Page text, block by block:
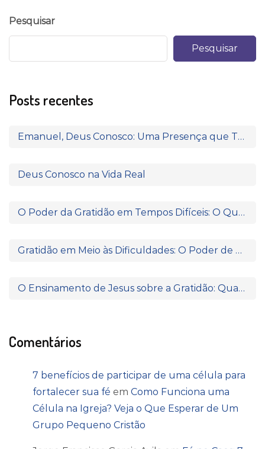
Pesquisar
Pesquisar
Posts recentes
Emanuel, Deus Conosco: Uma Presença que Transforma
Deus Conosco na Vida Real
O Poder da Gratidão em Tempos Difíceis: O Que Paulo e Silas Nos Ensinam
Gratidão em Meio às Dificuldades: O Poder de Agradecer Quando Nada Parece Fazer Sentido
O Ensinamento de Jesus sobre a Gratidão: Quando o Coração Reconhece a Fonte da Bênção
Comentários
7 benefícios de participar de uma célula para
fortalecer sua fé em Como Funciona uma
Célula na Igreja? Veja o Que Esperar de Um
Grupo Pequeno Cristão